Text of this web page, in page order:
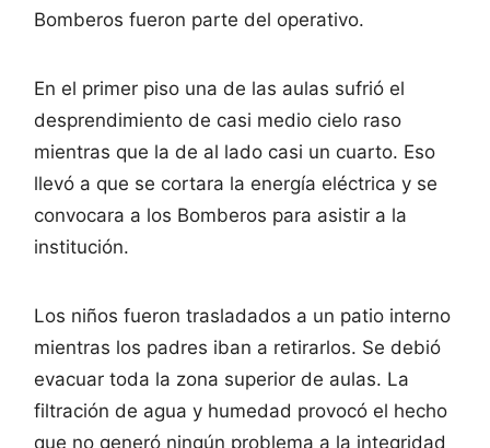
Bomberos fueron parte del operativo.
En el primer piso una de las aulas sufrió el
desprendimiento de casi medio cielo raso
mientras que la de al lado casi un cuarto. Eso
llevó a que se cortara la energía eléctrica y se
convocara a los Bomberos para asistir a la
institución.
Los niños fueron trasladados a un patio interno
mientras los padres iban a retirarlos. Se debió
evacuar toda la zona superior de aulas. La
filtración de agua y humedad provocó el hecho
que no generó ningún problema a la integridad